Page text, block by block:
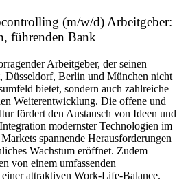
(m/w/d) Arbeitgeber:
führenden Bank
Arbeitgeber, der seinen
Düsseldorf, Berlin und München nicht
bietet, sondern auch zahlreiche
Weiterentwicklung. Die offene und
fördert den Austausch von Ideen und
modernster Technologien im
spannende Herausforderungen
Wachstum eröffnet. Zudem
von einem umfassenden
attraktiven Work-Life-Balance.